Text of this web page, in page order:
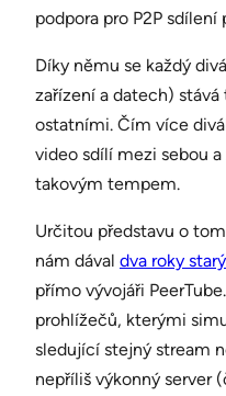
podpora pro P2P sdílení
Díky němu se každý
zařízení a datech)
ostatními. Čím více
video sdílí mezi sebou
takovým tempem.
Určitou představu o
nám dával dva roky
přímo vývojáři
prohlížečů, kterými
sledující stejný stream
nepříliš výkonný server